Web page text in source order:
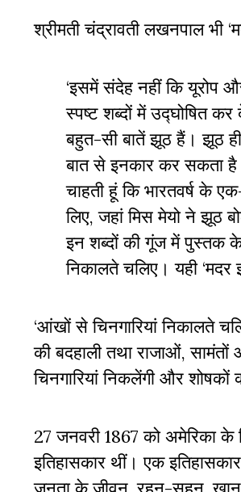
श्रीमती चंद्रावती लखनपाल भी ‘
‘इसमें संदेह नहीं कि यूरोप
स्पष्ट शब्दों में उद्घोषित
बहुत-सी बातें झूठ हैं। झूठ
बात से इनकार कर सकता
चाहती हूं कि भारतवर्ष के
लिए,जहां मिस मेयो ने झूठ
इन शब्दों की गूंज में पुस्तक
निकालते चलिए। यही ‘मदर
‘आंखों से चिनगारियां निकालते
की बदहाली तथा राजाओं,सामंतों
चिनगारियां निकलेंगी और
27 जनवरी1867 को अमेरिका के
इतिहासकार थीं। एक